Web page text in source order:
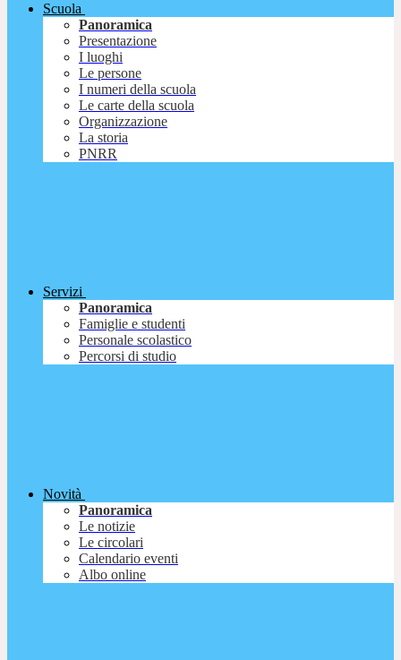
Scuola
Panoramica
Presentazione
I luoghi
Le persone
I numeri della scuola
Le carte della scuola
Organizzazione
La storia
PNRR
Servizi
Panoramica
Famiglie e studenti
Personale scolastico
Percorsi di studio
Novità
Panoramica
Le notizie
Le circolari
Calendario eventi
Albo online